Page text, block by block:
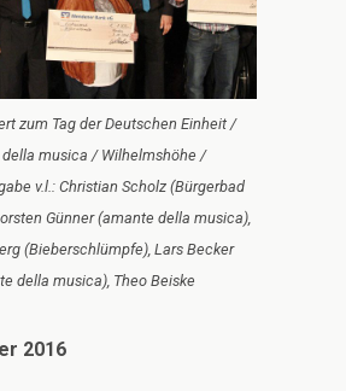
zum Tag der Deutschen Einheit /
musica / Wilhelmshöhe /
v.l.: Christian Scholz (Bürgerbad
Günner (amante della musica),
(Bieberschlümpfe), Lars Becker
della musica), Theo Beiske
2016